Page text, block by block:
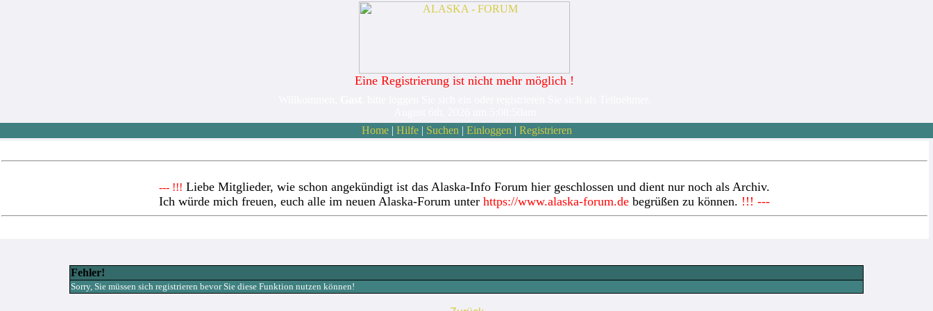
Eine Registrierung ist nicht mehr möglich !
Home| Hilfe| Suchen | Einloggen | Registrieren
--- !!! Liebe Mitglieder, wie schon angekündigt ist das Alaska-Info Forum hier geschlossen und dient nur noch als Archiv.
Ich würde mich freuen, euch alle im neuen Alaska-Forum unter https://www.alaska-forum.de begrüßen zu können. !!! ---
Fehler!
Sorry, Sie müssen sich registrieren bevor Sie diese Funktion nutzen können!